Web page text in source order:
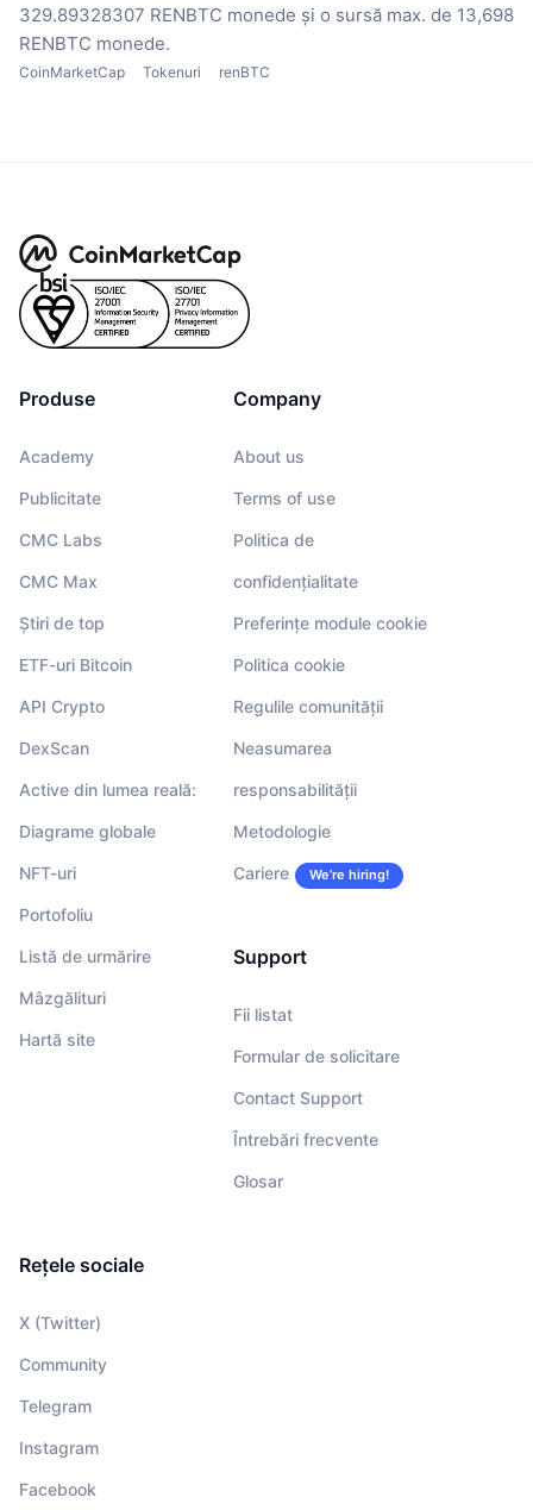
329.89328307 RENBTC monede și o sursă max. de 13,698
RENBTC monede.
CoinMarketCap Tokenuri renBTC
Produse
Academy
Publicitate
CMC Labs
CMC Max
Știri de top
ETF-uri Bitcoin
API Crypto
DexScan
Active din lumea reală:
Diagrame globale
NFT-uri
Portofoliu
Listă de urmărire
Mâzgălituri
Hartă site
Company
About us
Terms of use
Politica de
confidențialitate
Preferințe module cookie
Politica cookie
Regulile comunității
Neasumarea
responsabilității
Metodologie
Cariere We’re hiring!
Support
Fii listat
Formular de solicitare
Contact Support
Întrebări frecvente
Glosar
Rețele sociale
X (Twitter)
Community
Telegram
Instagram
Facebook